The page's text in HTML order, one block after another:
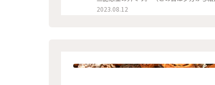
敵でした✨） 独特のフォルムは、 アメリ
スは女性を 象徴しているそうです。 自然
2023.08.12